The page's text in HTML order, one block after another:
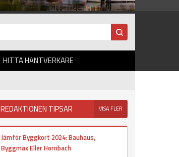
HITTA HANTVERKARE
REDAKTIONEN TIPSAR VISA FLER
Jämför Byggkort 2024: Bauhaus,
Byggmax Eller Hornbach